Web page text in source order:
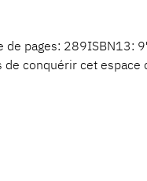
de pages:
conquérir cet